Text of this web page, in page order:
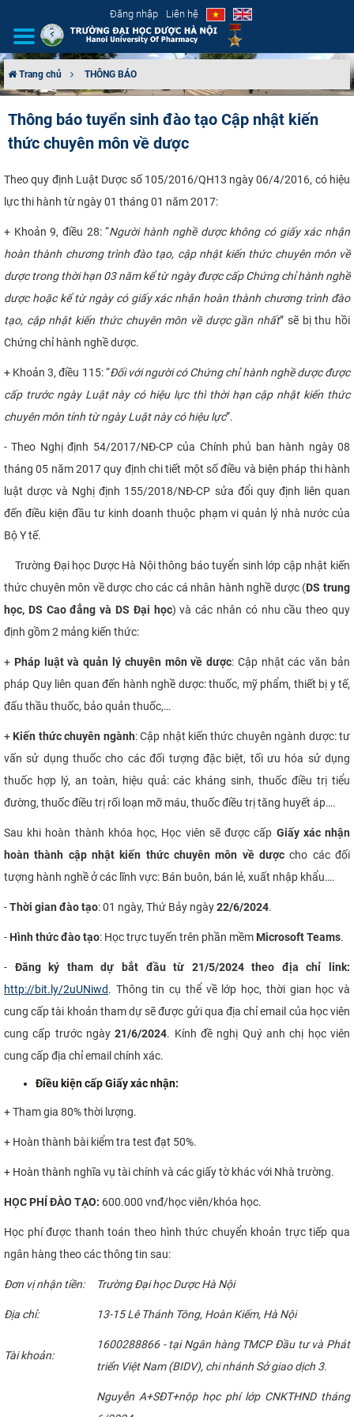
Đăng nhập Liên hệ
CƠ CẤU TỔ CHỨC
TUYỂN SINH
ĐẢM BẢO CHẤT LƯỢNG
KHOA HỌC CÔNG NGHỆ
HTQT
CỰU NGƯỜI HỌC
Trang chủ THÔNG BÁO
Thông báo tuyển sinh đào tạo Cập nhật kiến
thức chuyên môn về dược
Theo quy định Luật Dược số 105/2016/QH13 ngày 06/4/2016, có hiệu
lực thi hành từ ngày 01 tháng 01 năm 2017:
+ Khoản 9, điều 28: “Người hành nghề dược không có giấy xác nhận
hoàn thành chương trình đào tạo, cập nhật kiến thức chuyên môn về
dược trong thời hạn 03 năm kể từ ngày được cấp Chứng chỉ hành nghề
dược hoặc kể từ ngày có giấy xác nhận hoàn thành chương trình đào
tạo, cập nhật kiến thức chuyên môn về dược gần nhất” sẽ bị thu hồi
Chứng chỉ hành nghề dược.
+ Khoản 3, điều 115: “Đối với người có Chứng chỉ hành nghề dược được
cấp trước ngày Luật này có hiệu lực thì thời hạn cập nhật kiến thức
chuyên môn tính từ ngày Luật này có hiệu lực”.
- Theo Nghị định 54/2017/NĐ-CP của Chính phủ ban hành ngày 08
tháng 05 năm 2017 quy định chi tiết một số điều và biện pháp thi hành
luật dược và Nghị định 155/2018/NĐ-CP sửa đổi quy định liên quan
đến điều kiện đầu tư kinh doanh thuộc phạm vi quản lý nhà nước của
Bộ Y tế.
Trường Đại học Dược Hà Nội thông báo tuyển sinh lớp cập nhật kiến
thức chuyên môn về dược cho các cá nhân hành nghề dược (DS trung
học, DS Cao đẳng và DS Đại học) và các nhân có nhu cầu theo quy
định gồm 2 mảng kiến thức:
+ Pháp luật và quản lý chuyên môn về dược: Cập nhật các văn bản
pháp Quy liên quan đến hành nghề dược: thuốc, mỹ phẩm, thiết bị y tế,
đấu thầu thuốc, bảo quản thuốc,…
+ Kiến thức chuyên ngành: Cập nhật kiến thức chuyên ngành dược: tư
vấn sử dụng thuốc cho các đối tượng đặc biệt, tối ưu hóa sử dụng
thuốc hợp lý, an toàn, hiệu quả: các kháng sinh, thuốc điều trị tiểu
đường, thuốc điều trị rối loạn mỡ máu, thuốc điều trị tăng huyết áp….
Sau khi hoàn thành khóa học, Học viên sẽ được cấp Giấy xác nhận
hoàn thành cập nhật kiến thức chuyên môn về dược cho các đối
tượng hành nghề ở các lĩnh vực: Bán buôn, bán lẻ, xuất nhập khẩu….
-Thời gian đào tạo: 01 ngày, Thứ Bảy ngày22/6/2024.
- Hình thức đào tạo: Học trực tuyến trên phần mềm Microsoft Teams.
-Đăngký tham dự bắt đầu từ 21/5/2024 theo địa chỉ link:
http://bit.ly/2uUNiwd. Thông tin cụ thể về lớp học, thời gian học và
cung cấp tài khoản tham dự sẽ được gửi qua địa chỉ email của học viên
cung cấp trước ngày21/6/2024. Kính đề nghị Quý anh chị học viên
cung cấp địa chỉ email chính xác.
Điều kiện cấp Giấy xác nhận:
+ Tham gia 80% thời lượng.
+ Hoàn thành bài kiểm tra test đạt 50%.
+ Hoàn thành nghĩa vụ tài chính và các giấy tờ khác với Nhà trường.
HỌC PHÍ ĐÀO TẠO: 600.000 vnđ/học viên/khóa học.
Học phí được thanh toán theo hình thức chuyển khoản trực tiếp qua
ngân hàng theo các thông tin sau:
Đơn vị nhận tiền: Trường Đại học Dược Hà Nội
Địa chỉ: 13-15 Lê Thánh Tông, Hoàn Kiếm, Hà Nội
Tài khoản:
1600288866 - tại Ngân hàng TMCP Đầu tư và Phát
triển Việt Nam (BIDV), chi nhánh Sở giao dịch 3.
Nguyễn A+SĐT+nộp học phí lớp CNKTHND tháng